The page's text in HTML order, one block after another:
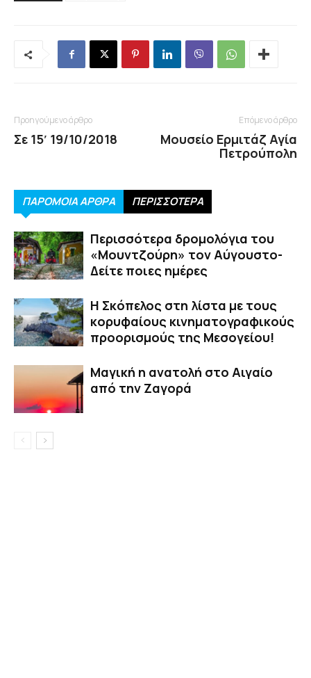
Προηγούμενο άρθρο
Σε 15′ 19/10/2018
Επόμενο άρθρο
Μουσείο Ερμιτάζ Αγία
Πετρούπολη
ΠΑΡΟΜΟΙΑ ΑΡΘΡΑ ΠΕΡΙΣΣΟΤΕΡΑ
Περισσότερα δρομολόγια του
«Μουντζούρη» τον Αύγουστο-
Δείτε ποιες ημέρες
Η Σκόπελος στη λίστα με τους
κορυφαίους κινηματογραφικούς
προορισμούς της Μεσογείου!
Μαγική η ανατολή στο Αιγαίο
από την Ζαγορά